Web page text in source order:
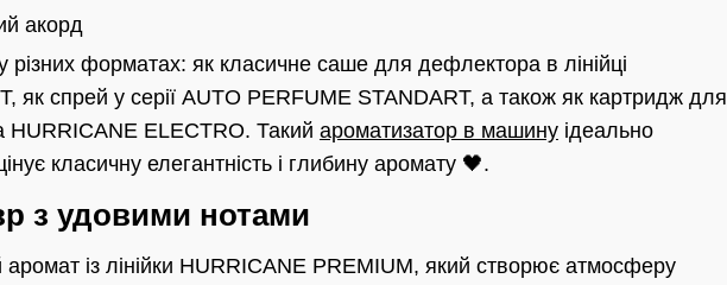
акорд
форматах: як класичне саше для дефлектора в лінійці
як спрей у серії AUTO PERFUME STANDART, а також як картридж для
HURRICANE ELECTRO. Такий ароматизатор в машину ідеально
класичну елегантність і глибину аромату 🖤.
з удовими нотами
із лінійки HURRICANE PREMIUM, який створює атмосферу